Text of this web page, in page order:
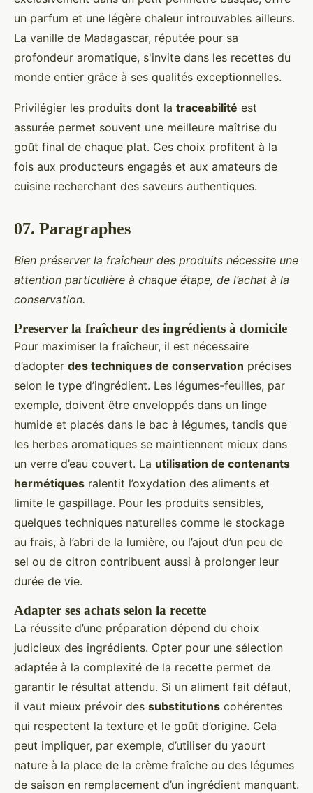
un parfum et une légère chaleur introuvables ailleurs.
La vanille de Madagascar, réputée pour sa
profondeur aromatique, s'invite dans les recettes du
monde entier grâce à ses qualités exceptionnelles.
Privilégier les produits dont la traceabilité est
assurée permet souvent une meilleure maîtrise du
goût final de chaque plat. Ces choix profitent à la
fois aux producteurs engagés et aux amateurs de
cuisine recherchant des saveurs authentiques.
07. Paragraphes
Bien préserver la fraîcheur des produits nécessite une
attention particulière à chaque étape, de l’achat à la
conservation.
Preserver la fraîcheur des ingrédients à domicile
Pour maximiser la fraîcheur, il est nécessaire
d’adopter des techniques de conservation précises
selon le type d’ingrédient. Les légumes-feuilles, par
exemple, doivent être enveloppés dans un linge
humide et placés dans le bac à légumes, tandis que
les herbes aromatiques se maintiennent mieux dans
un verre d’eau couvert. La utilisation de contenants
hermétiques ralentit l’oxydation des aliments et
limite le gaspillage. Pour les produits sensibles,
quelques techniques naturelles comme le stockage
au frais, à l’abri de la lumière, ou l’ajout d’un peu de
sel ou de citron contribuent aussi à prolonger leur
durée de vie.
Adapter ses achats selon la recette
La réussite d’une préparation dépend du choix
judicieux des ingrédients. Opter pour une sélection
adaptée à la complexité de la recette permet de
garantir le résultat attendu. Si un aliment fait défaut,
il vaut mieux prévoir des substitutions cohérentes
qui respectent la texture et le goût d’origine. Cela
peut impliquer, par exemple, d’utiliser du yaourt
nature à la place de la crème fraîche ou des légumes
de saison en remplacement d’un ingrédient manquant.